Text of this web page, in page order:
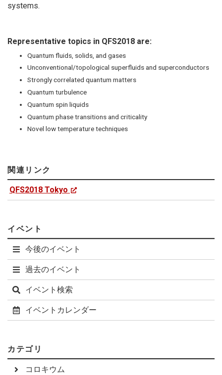
systems.
Representative topics in QFS2018 are:
Quantum fluids, solids, and gases
Unconventional/topological superfluids and superconductors
Strongly correlated quantum matters
Quantum turbulence
Quantum spin liquids
Quantum phase transitions and criticality
Novel low temperature techniques
関連リンク
QFS2018 Tokyo
イベント
今後のイベント
過去のイベント
イベント検索
イベントカレンダー
カテゴリ
コロキウム